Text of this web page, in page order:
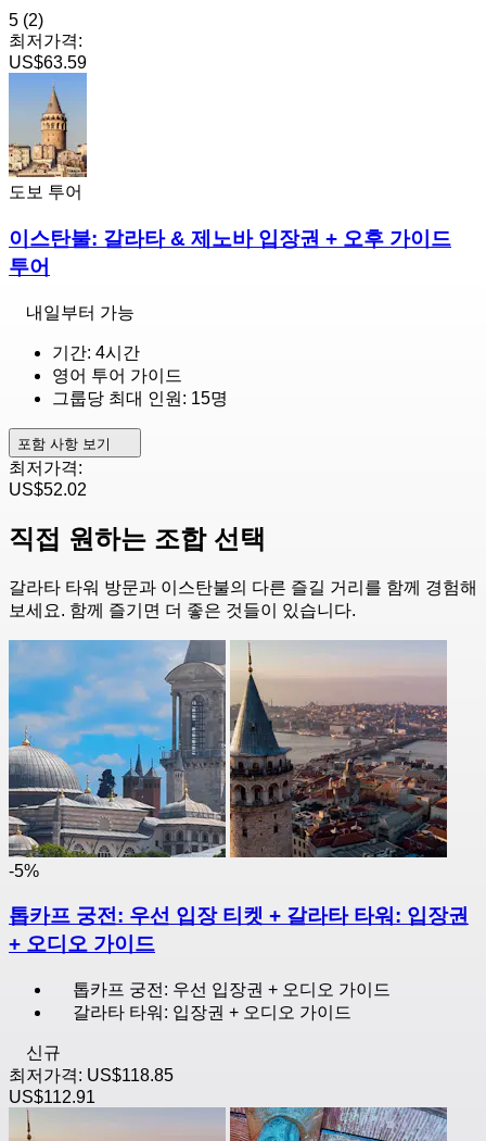
5 (2)
최저가격:
US$63.59
도보 투어
이스탄불: 갈라타 & 제노바 입장권 + 오후 가이드
투어
내일부터 가능
기간: 4시간
영어 투어 가이드
그룹당 최대 인원: 15명
포함 사항 보기
최저가격:
US$52.02
직접 원하는 조합 선택
갈라타 타워 방문과 이스탄불의 다른 즐길 거리를 함께 경험해
보세요. 함께 즐기면 더 좋은 것들이 있습니다.
-5%
톱카프 궁전: 우선 입장 티켓 + 갈라타 타워: 입장권
+ 오디오 가이드
톱카프 궁전: 우선 입장권 + 오디오 가이드
갈라타 타워: 입장권 + 오디오 가이드
신규
최저가격: US$118.85
US$112.91